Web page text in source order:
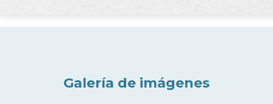
Galería de imágenes